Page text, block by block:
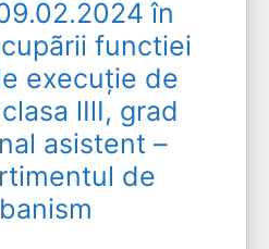
în
functiei
execuție de
lIlI, grad
asistent –
de